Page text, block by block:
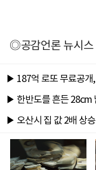
◎공감언론 뉴시스